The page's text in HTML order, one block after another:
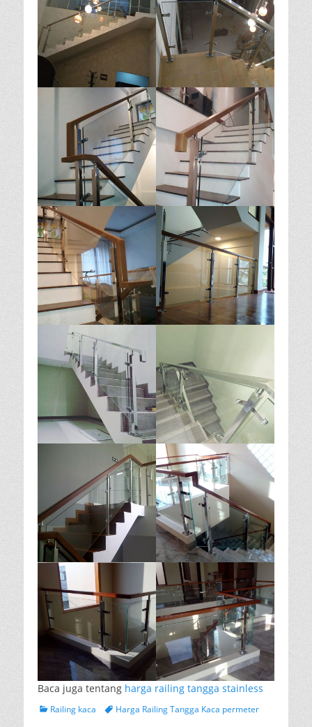
Baca juga tentang harga railing tangga stainless
Categories
Railing kaca TagsHarga Railing Tangga Kaca permeter